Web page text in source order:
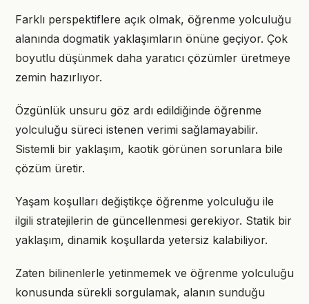
Farklı perspektiflere açık olmak, öğrenme yolculuğu
alanında dogmatik yaklaşımların önüne geçiyor. Çok
boyutlu düşünmek daha yaratıcı çözümler üretmeye
zemin hazırlıyor.
Özgünlük unsuru göz ardı edildiğinde öğrenme
yolculuğu süreci istenen verimi sağlamayabilir.
Sistemli bir yaklaşım, kaotik görünen sorunlara bile
çözüm üretir.
Yaşam koşulları değiştikçe öğrenme yolculuğu ile
ilgili stratejilerin de güncellenmesi gerekiyor. Statik bir
yaklaşım, dinamik koşullarda yetersiz kalabiliyor.
Zaten bilinenlerle yetinmemek ve öğrenme yolculuğu
konusunda sürekli sorgulamak, alanın sunduğu